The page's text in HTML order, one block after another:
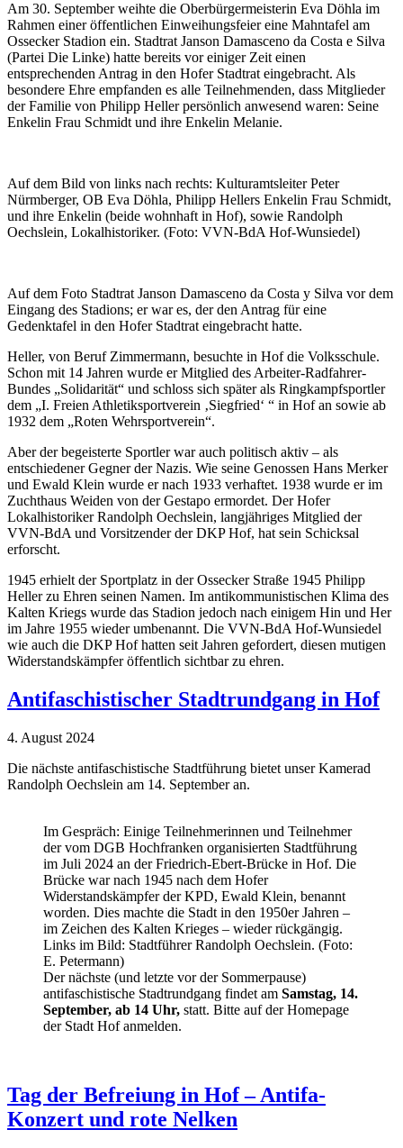
Am 30. September weihte die Oberbürgermeisterin Eva Döhla im
Rahmen einer öffentlichen Einweihungsfeier eine Mahntafel am
Ossecker Stadion ein. Stadtrat Janson Damasceno da Costa e Silva
(Partei Die Linke) hatte bereits vor einiger Zeit einen
entsprechenden Antrag in den Hofer Stadtrat eingebracht. Als
besondere Ehre empfanden es alle Teilnehmenden, dass Mitglieder
der Familie von Philipp Heller persönlich anwesend waren: Seine
Enkelin Frau Schmidt und ihre Enkelin Melanie.
Auf dem Bild von links nach rechts: Kulturamtsleiter Peter
Nürmberger, OB Eva Döhla, Philipp Hellers Enkelin Frau Schmidt,
und ihre Enkelin (beide wohnhaft in Hof), sowie Randolph
Oechslein, Lokalhistoriker. (Foto: VVN-BdA Hof-Wunsiedel)
Auf dem Foto Stadtrat Janson Damasceno da Costa y Silva vor dem
Eingang des Stadions; er war es, der den Antrag für eine
Gedenktafel in den Hofer Stadtrat eingebracht hatte.
Heller, von Beruf Zimmermann, besuchte in Hof die Volksschule.
Schon mit 14 Jahren wurde er Mitglied des Arbeiter-Radfahrer-
Bundes „Solidarität“ und schloss sich später als Ringkampfsportler
dem „I. Freien Athletiksportverein ‚Siegfried‘ “ in Hof an sowie ab
1932 dem „Roten Wehrsportverein“.
Aber der begeisterte Sportler war auch politisch aktiv – als
entschiedener Gegner der Nazis. Wie seine Genossen Hans Merker
und Ewald Klein wurde er nach 1933 verhaftet. 1938 wurde er im
Zuchthaus Weiden von der Gestapo ermordet. Der Hofer
Lokalhistoriker Randolph Oechslein, langjähriges Mitglied der
VVN-BdA und Vorsitzender der DKP Hof, hat sein Schicksal
erforscht.
1945 erhielt der Sportplatz in der Ossecker Straße 1945 Philipp
Heller zu Ehren seinen Namen. Im antikommunistischen Klima des
Kalten Kriegs wurde das Stadion jedoch nach einigem Hin und Her
im Jahre 1955 wieder umbenannt. Die VVN-BdA Hof-Wunsiedel
wie auch die DKP Hof hatten seit Jahren gefordert, diesen mutigen
Widerstandskämpfer öffentlich sichtbar zu ehren.
Antifaschistischer Stadtrundgang in Hof
4. August 2024
Die nächste antifaschistische Stadtführung bietet unser Kamerad
Randolph Oechslein am 14. September an.
Im Gespräch: Einige Teilnehmerinnen und Teilnehmer
der vom DGB Hochfranken organisierten Stadtführung
im Juli 2024 an der Friedrich-Ebert-Brücke in Hof. Die
Brücke war nach 1945 nach dem Hofer
Widerstandskämpfer der KPD, Ewald Klein, benannt
worden. Dies machte die Stadt in den 1950er Jahren –
im Zeichen des Kalten Krieges – wieder rückgängig.
Links im Bild: Stadtführer Randolph Oechslein. (Foto:
E. Petermann)
Der nächste (und letzte vor der Sommerpause)
antifaschistische Stadtrundgang findet am Samstag, 14.
September, ab 14 Uhr, statt. Bitte auf der Homepage
der Stadt Hof anmelden.
Tag der Befreiung in Hof – Antifa-
Konzert und rote Nelken